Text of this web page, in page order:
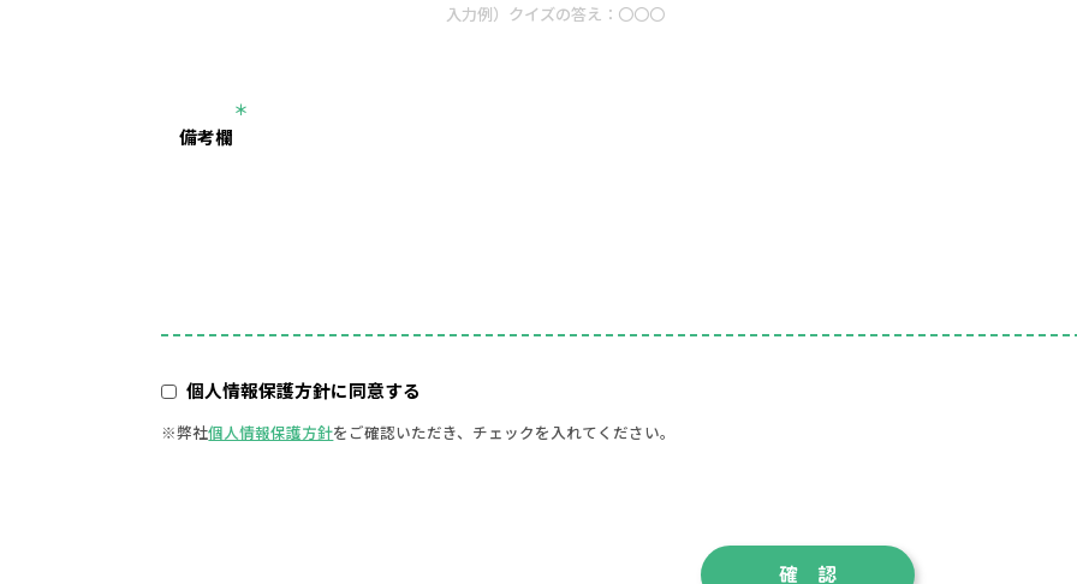
備考欄
＊
個人情報保護方針に同意する
弊社個人情報保護方針をご確認いただき、チェックを入れてください。